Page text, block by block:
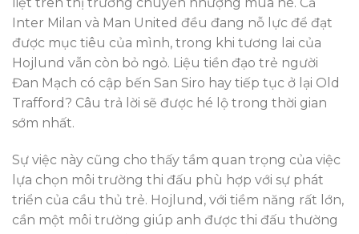
Inter Milan và Man United đều đang nỗ lực để đạt
được mục tiêu của mình, trong khi tương lai của
Hojlund vẫn còn bỏ ngỏ. Liệu tiền đạo trẻ người
Đan Mạch có cập bến San Siro hay tiếp tục ở lại Old
Trafford? Câu trả lời sẽ được hé lộ trong thời gian
sớm nhất.
Sự việc này cũng cho thấy tầm quan trọng của việc
lựa chọn môi trường thi đấu phù hợp với sự phát
triển của cầu thủ trẻ. Hojlund, với tiềm năng rất lớn,
cần một môi trường giúp anh được thi đấu thường